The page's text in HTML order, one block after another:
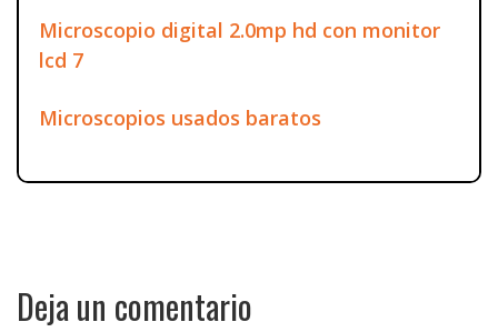
Microscopio digital 2.0mp hd con monitor
lcd 7
Microscopios usados baratos
Deja un comentario